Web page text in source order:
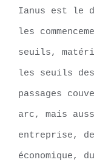
Ianus est le
les
seuils,
les seuils
passages
arc, mais
entreprise,
économique,